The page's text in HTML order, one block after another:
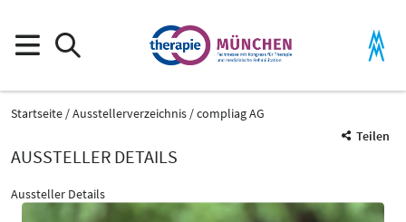
Startseite Ausstellerverzeichnis
compliag AG
Teilen
AUSSTELLER DETAILS
Aussteller Details